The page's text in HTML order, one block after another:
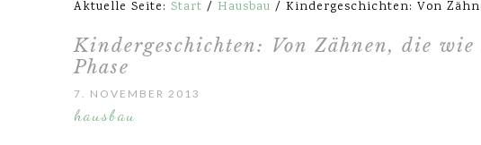
Aktuelle Seite: Start / Hausbau / Kindergeschichten: Von
Kindergeschichten: Von Zähnen, die
Phase
7. NOVEMBER 2013
hausbau